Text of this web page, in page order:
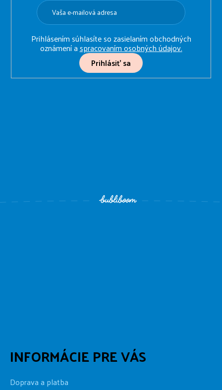
Prihlásením súhlasíte so zasielaním obchodných
oznámení aspracovaním osobných údajov.
Prihlásiť sa
INFORMÁCIE PRE VÁS
Doprava a platba